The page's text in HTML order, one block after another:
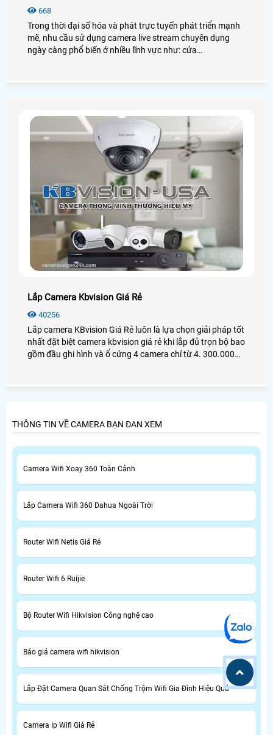
668
Trong thời đại số hóa và phát trực tuyến phát triển mạnh
mẽ, nhu cầu sử dụng camera live stream chuyên dụng
ngày càng phổ biến ở nhiều lĩnh vực như: cửa
Lắp Camera Kbvision Giá Rẻ
40256
Lắp camera KBvision Giá Rẻ luôn là lựa chọn giải pháp tốt
nhất đặt biệt camera kbvision giá rẻ khi lắp đủ trọn bộ bao
gồm đầu ghi hình và ổ cứng 4 camera chỉ từ 4. 300.000
THÔNG TIN VỀ CAMERA BẠN ĐAN XEM
Camera Wifi Xoay 360 Toàn Cảnh
Lắp Camera Wifi 360 Dahua Ngoài Trời
Router Wifi Netis Giá Rẻ
Router Wifi 6 Ruijie
Bộ Router Wifi Hikvision Công nghệ cao
Báo giá camera wifi hikvision
Lắp Đặt Camera Quan Sát Chống Trộm Wifi Gia Đình Hiệu Quả
Camera Ip Wifi Giá Rẻ